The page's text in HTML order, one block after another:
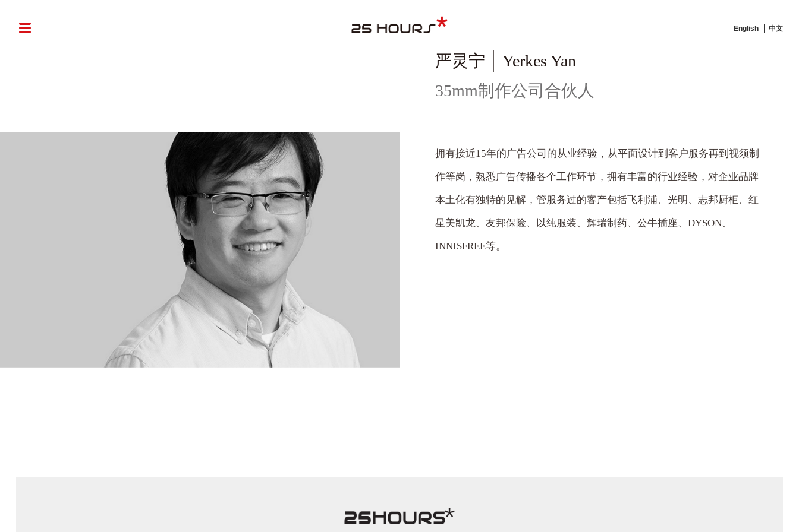
English 中文
严灵宁
Yerkes Yan
35mm制作公司合伙人
拥有接近15年的广告公司的从业经验，从平面设计到客户服务再到视须制
作等岗，熟悉广告传播各个工作环节，拥有丰富的行业经验，对企业品牌
本土化有独特的见解，管服务过的客产包括飞利浦、光明、志邦厨柜、红
星美凯龙、友邦保险、以纯服装、辉瑞制药、公牛插座、DYSON、
INNISFREE等。